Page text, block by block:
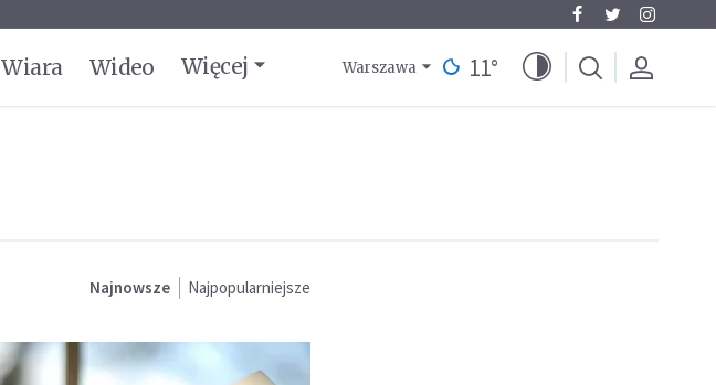
Wiara Wideo Więcej Warszawa 11°
Najnowsze Najpopularniejsze